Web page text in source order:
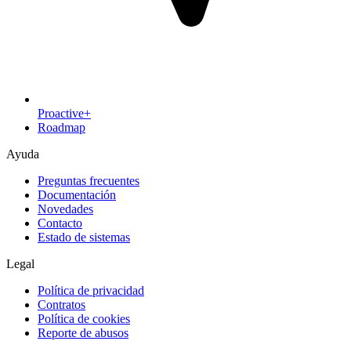
Proactive+
Roadmap
Ayuda
Preguntas frecuentes
Documentación
Novedades
Contacto
Estado de sistemas
Legal
Política de privacidad
Contratos
Política de cookies
Reporte de abusos